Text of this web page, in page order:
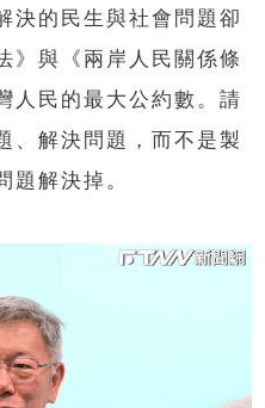
決的民生與社會問題卻
》與《兩岸人民關係條
人民的最大公約數。請
、解決問題，而不是製
題解決掉。